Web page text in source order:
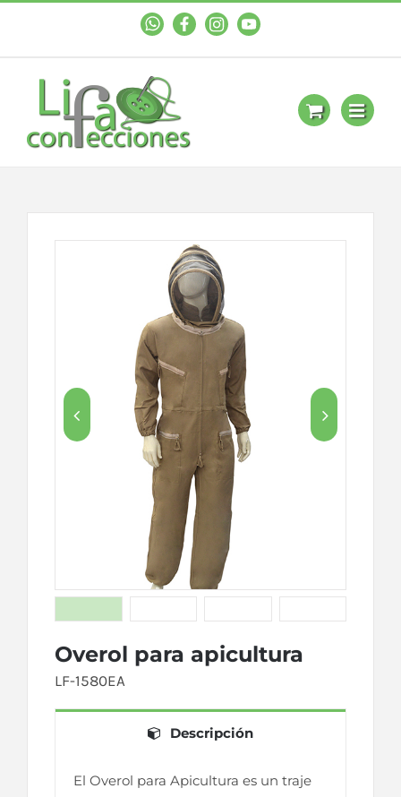
WhastAppFacebookInstagramYouTube
 
Overol para apicultura
LF-1580EA
Descripción
El Overol para Apicultura es un traje